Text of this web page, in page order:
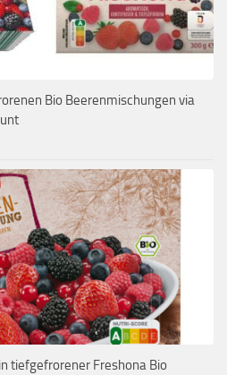
Bio Beerenmischungen via
tiefgefrorener Freshona Bio